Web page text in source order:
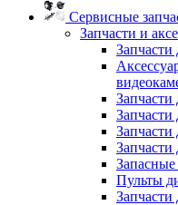
Сервисные
Запчасти и
Запчасти
Запчасти
Запчасти
Запчасти
Запасные
Пульты